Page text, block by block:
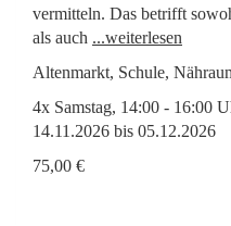
vermitteln. Das betrifft
als auch ...weiterlesen
Altenmarkt, Schule,
4x Samstag, 14:00 - 16:00
14.11.2026 bis 05.12.2026
75,00 €